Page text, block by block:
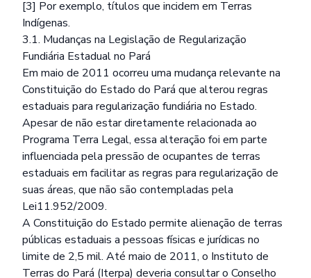
[3] Por exemplo, títulos que incidem em Terras
Indígenas.
3.1. Mudanças na Legislação de Regularização
Fundiária Estadual no Pará
Em maio de 2011 ocorreu uma mudança relevante na
Constituição do Estado do Pará que alterou regras
estaduais para regularização fundiária no Estado.
Apesar de não estar diretamente relacionada ao
Programa Terra Legal, essa alteração foi em parte
influenciada pela pressão de ocupantes de terras
estaduais em facilitar as regras para regularização de
suas áreas, que não são contempladas pela
Lei11.952/2009.
A Constituição do Estado permite alienação de terras
públicas estaduais a pessoas físicas e jurídicas no
limite de 2,5 mil. Até maio de 2011, o Instituto de
Terras do Pará (Iterpa) deveria consultar o Conselho